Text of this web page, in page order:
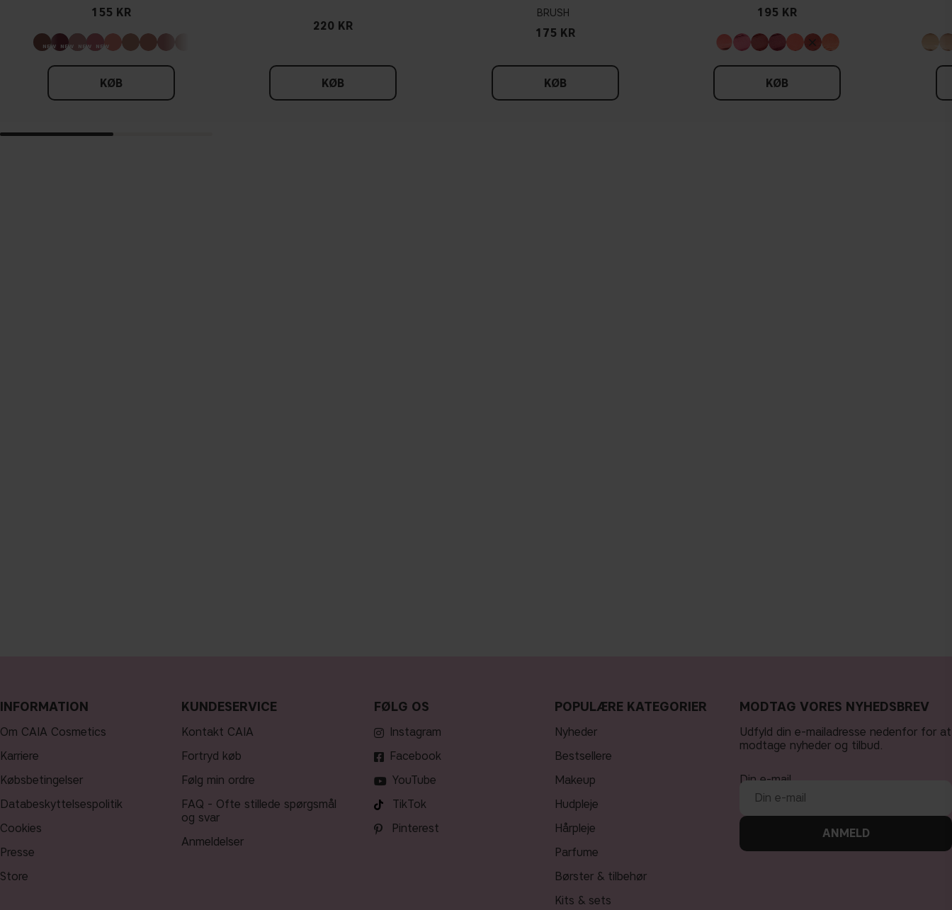
155 KR
KØB
220 KR
KØB
BRUSH
175 KR
KØB
195 KR
KØB
INFORMATION
Om CAIA Cosmetics
Karriere
Købsbetingelser
Databeskyttelsespolitik
Cookies
Presse
Store
KUNDESERVICE
Kontakt CAIA
Fortryd køb
Følg min ordre
FAQ - Ofte stillede spørgsmål
og svar
Anmeldelser
FØLG OS
Instagram
Facebook
YouTube
TikTok
Pinterest
POPULÆRE KATEGORIER
nyheder
bestsellere
makeup
hudpleje
hårpleje
parfume
børster & tilbehør
kits & sets
MODTAG VORES NYHEDSBREV
Udfyld din e-mailadresse nedenfor for at
modtage nyheder og tilbud.
Din e-mail
ANMELD